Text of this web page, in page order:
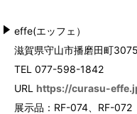
effe(エッフェ）
滋賀県守山市播磨田町3075
TEL 077-598-1842
URL https://curasu-
展示品：RF-074、RF-072